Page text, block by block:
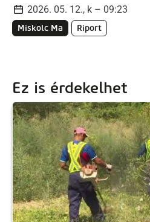
2026. 05. 12., k – 09:23
Miskolc Ma Riport
Ez is érdekelhet